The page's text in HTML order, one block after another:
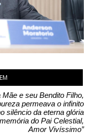
e seu Bendito Filho,
permeava o infinito
silêncio da eterna glória
do Pai Celestial,
Amor Vivíssimo”